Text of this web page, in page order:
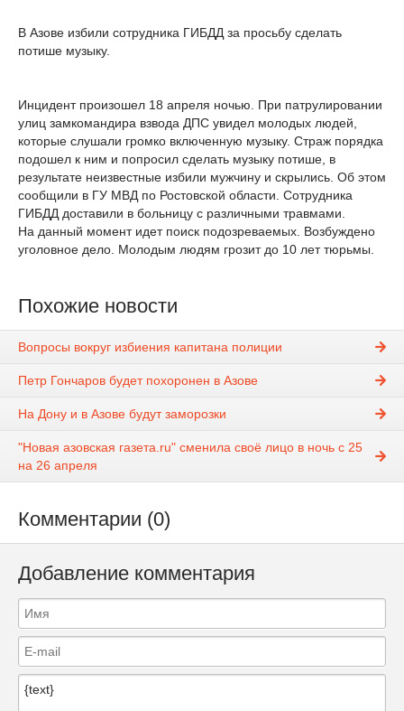
В Азове избили сотрудника ГИБДД за просьбу сделать
потише музыку.
Инцидент произошел 18 апреля ночью. При патрулировании
улиц замкомандира взвода ДПС увидел молодых людей,
которые слушали громко включенную музыку. Страж порядка
подошел к ним и попросил сделать музыку потише, в
результате неизвестные избили мужчину и скрылись. Об этом
сообщили в ГУ МВД по Ростовской области. Сотрудника
ГИБДД доставили в больницу с различными травмами.
На данный момент идет поиск подозреваемых. Возбуждено
уголовное дело. Молодым людям грозит до 10 лет тюрьмы.
Похожие новости
Вопросы вокруг избиения капитана полиции
Петр Гончаров будет похоронен в Азове
На Дону и в Азове будут заморозки
"Новая азовская газета.ru" сменила своё лицо в ночь с 25
на 26 апреля
Комментарии (0)
Добавление комментария